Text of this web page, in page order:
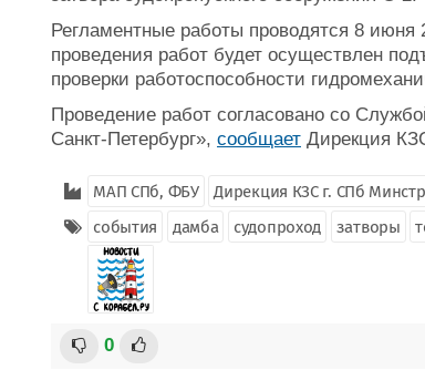
Регламентные работы проводятся 8 июня
проведения работ будет осуществлен
проверки работоспособности
Проведение работ согласовано со
Санкт-Петербург», сообщает Дирекция
МАП СПб, ФБУ
Дирекция КЗС г. СПб
события
дамба судопроход затворы
0